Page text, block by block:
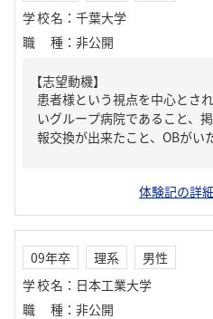
学校名 ： 千葉大学
職種 ： 非公開
【志望動機】
患者様という視点を中心とさ
いグループ病院であること、
報交換が出来たこと、OBがい
体験記の詳
09年卒 理系
男性
学校名 ： 日本工業大学
職種 ： 非公開